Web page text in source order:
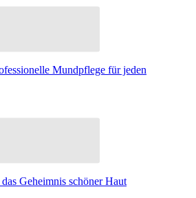
Mundpflege für jeden
Geheimnis schöner Haut